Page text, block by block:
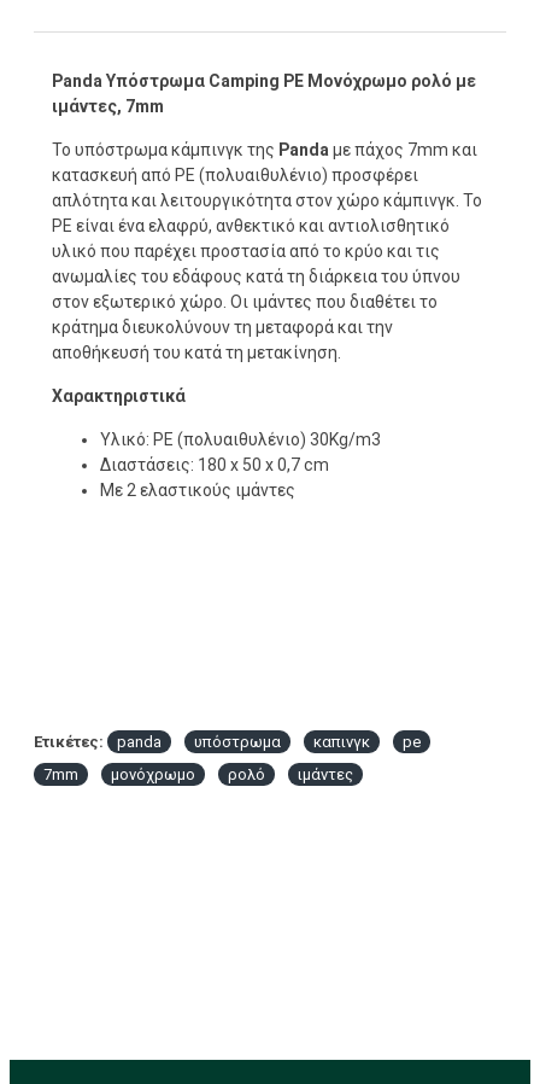
Panda Υπόστρωμα Camping PE Μονόχρωμο ρολό με
ιμάντες, 7mm
Το υπόστρωμα κάμπινγκ της Panda με πάχος 7mm και
κατασκευή από PE (πολυαιθυλένιο) προσφέρει
απλότητα και λειτουργικότητα στον χώρο κάμπινγκ. Το
PE είναι ένα ελαφρύ, ανθεκτικό και αντιολισθητικό
υλικό που παρέχει προστασία από το κρύο και τις
ανωμαλίες του εδάφους κατά τη διάρκεια του ύπνου
στον εξωτερικό χώρο. Οι ιμάντες που διαθέτει το
κράτημα διευκολύνουν τη μεταφορά και την
αποθήκευσή του κατά τη μετακίνηση.
Χαρακτηριστικά
Υλικό: PE (πολυαιθυλένιο) 30Κg/m3
Διαστάσεις: 180 x 50 x 0,7 cm
Με 2 ελαστικούς ιμάντες
Ετικέτες: panda υπόστρωμα καπινγκ
pe
7mm
μονόχρωμο ρολό ιμάντες